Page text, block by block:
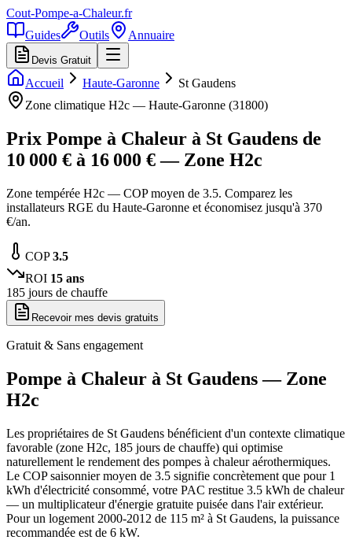
Cout-Pompe-a-Chaleur.fr
Guides
Outils Annuaire
Devis Gratuit
Accueil Haute-Garonne
St Gaudens
Zone climatique H2c — Haute-Garonne (31800)
Prix Pompe à Chaleur à St Gaudens de
10 000 € à 16 000 € — Zone H2c
Zone tempérée H2c — COP moyen de 3.5. Comparez les
installateurs RGE du Haute-Garonne et économisez jusqu'à 370
€/an.
COP3.5
ROI 15 ans
185 jours de chauffe
Recevoir mes devis gratuits
Gratuit & Sans engagement
Pompe à Chaleur à St Gaudens— Zone
H2c
Les propriétaires de St Gaudens bénéficient d'un contexte climatique
favorable (zone H2c, 185 jours de chauffe) qui optimise
naturellement le rendement des pompes à chaleur aérothermiques.
Le COP saisonnier moyen de 3.5 signifie concrètement que pour 1
kWh d'électricité consommé, votre PAC restitue 3.5 kWh de chaleur
— un multiplicateur d'énergie gratuite puisée dans l'air extérieur.
Pour un logement 2000-2012 de 115 m² à St Gaudens, la puissance
recommandée est de 6 kW.